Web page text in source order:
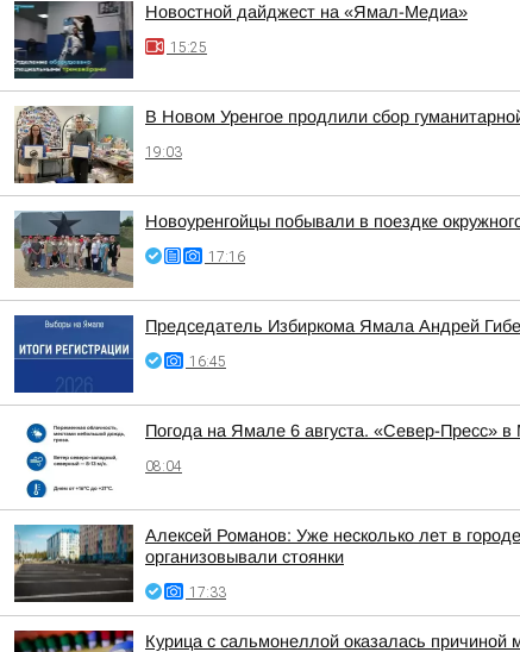
Новостной дайджест на «Ямал-Медиа»
15:25
В Новом Уренгое продлили сбор
19:03
Новоуренгойцы побывали в поездке
17:16
Председатель Избиркома Ямала Андрей
16:45
Погода на Ямале 6 августа. «Север-Пресс» в
08:04
Алексей Романов: Уже несколько лет в
организовывали стоянки
17:33
Курица с сальмонеллой оказалась причиной